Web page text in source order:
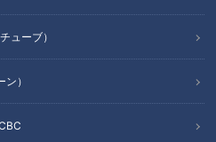
ューブ）
）
に向かいます
みずきさんをはじめ、今年の世界
端魁人選手も在籍した名門のこ